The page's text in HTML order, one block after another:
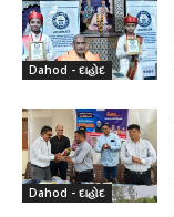
Dahod - દાહોદ
Dahod - દાહોદ